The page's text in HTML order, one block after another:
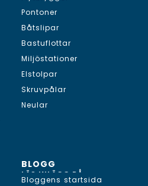
Pontoner
Båtslipar
Bastuflottar
Miljöstationer
Elstolpar
Skruvpålar
Neular
BLOGG
LÄS INLÄGG PÅ...
Bloggens startsida